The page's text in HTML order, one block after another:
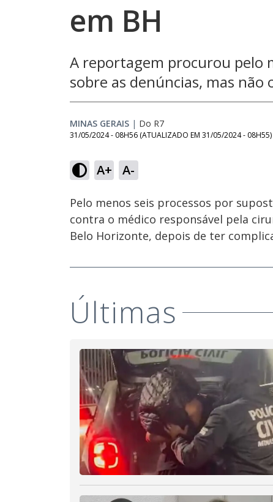
em BH
A reportagem procurou pelo
sobre as denúncias, mas
MINAS GERAIS | Do R7
31/05/2024 - 08H56 (ATUALIZADO EM 31/05/2024 - 08H55)
A+ A-
Ativar
Som
Pelo menos seis processos por
contra o médico responsável pela
Belo Horizonte, depois de ter
Últimas